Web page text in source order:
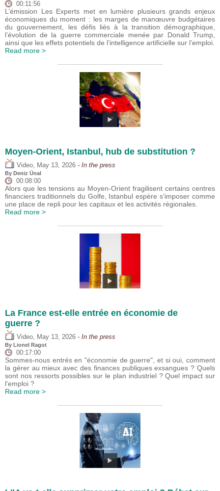
00:11:56
L’émission Les Experts met en lumière plusieurs grands enjeux
économiques du moment : les marges de manœuvre budgétaires
du gouvernement, les défis liés à la transition démographique,
l’évolution de la guerre commerciale menée par Donald Trump,
ainsi que les effets potentiels de l’intelligence artificielle sur l’emploi.
Read more >
Moyen-Orient, Istanbul, hub de substitution ?
Video May 13, 2026 - In the press
By Deniz Ünal
00:08:00
Alors que les tensions au Moyen-Orient fragilisent certains centres
financiers traditionnels du Golfe, Istanbul espère s’imposer comme
une place de repli pour les capitaux et les activités régionales.
Read more >
La France est-elle entrée en économie de
guerre ?
Video May 13, 2026 - In the press
By Lionel Ragot
00:17:00
Sommes-nous entrés en "économie de guerre", et si oui, comment
la gérer au mieux avec des finances publiques exsangues ? Quels
sont nos ressorts possibles sur le plan industriel ? Quel impact sur
l'emploi ?
Read more >